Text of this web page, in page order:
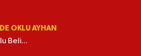
OKLU AYHAN
Beli...